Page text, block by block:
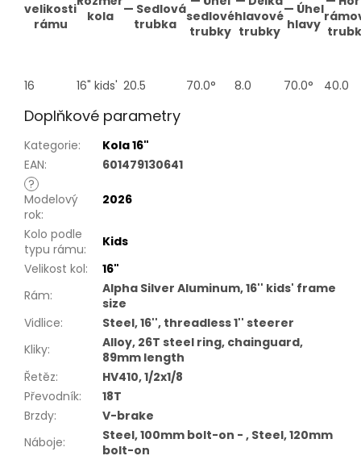
velikosti
rámu
kola
— Sedlová
trubka
sedlové
trubky
hlavové
trubky
— Úhel
hlavy
16 16" kids' 20.5 70.0° 8.0 70.0° 40.0
Doplňkové parametry
Kategorie:
Kola 16"
EAN:
601479130641
?
Modelový
rok:
2026
Kolo podle
typu rámu:
Kids
Velikost kol:
16"
Rám:
Alpha Silver Aluminum, 16'' kids' frame
size
Vidlice:
Steel, 16'', threadless 1'' steerer
Kliky:
Alloy, 26T steel ring, chainguard,
89mm length
Řetěz:
HV410, 1/2x1/8
Převodník:
18T
Brzdy:
V-brake
Náboje:
Steel, 100mm bolt-on - , Steel, 120mm
bolt-on